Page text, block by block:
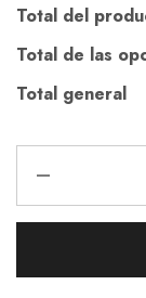
Total del
Total de las
Total general